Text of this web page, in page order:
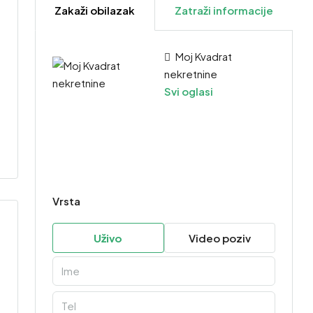
Zakaži obilazak Zatraži informacije
Moj Kvadrat
nekretnine
Svi oglasi
Vrsta
Uživo Video poziv